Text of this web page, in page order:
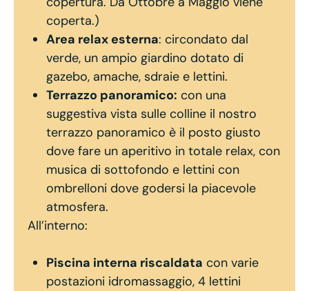
coperta.)
Area relax esterna: circondato dal
verde, un ampio giardino dotato di
gazebo, amache, sdraie e lettini.
Terrazzo panoramico: con una
suggestiva vista sulle colline il nostro
terrazzo panoramico è il posto giusto
dove fare un aperitivo in totale relax, con
musica di sottofondo e lettini con
ombrelloni dove godersi la piacevole
atmosfera.
All’interno:
Piscina interna riscaldata con varie
postazioni idromassaggio, 4 lettini